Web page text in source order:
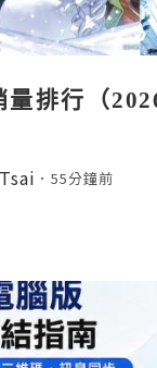
排行（
55分鐘前